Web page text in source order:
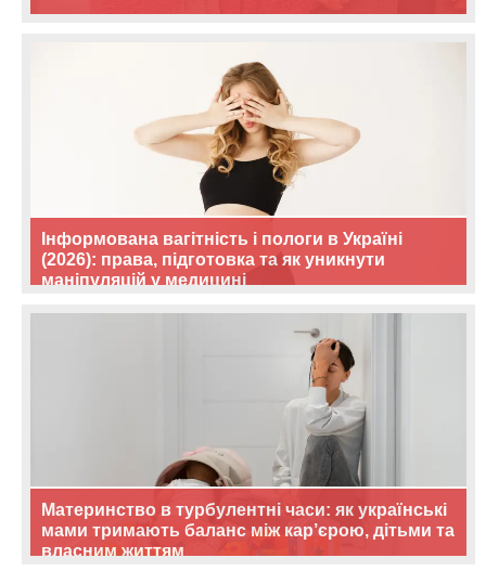
Інформована вагітність і пологи в Україні
(2026): права, підготовка та як уникнути
маніпуляцій у медицині
Материнство в турбулентні часи: як українські
мами тримають баланс між кар’єрою, дітьми та
власним життям